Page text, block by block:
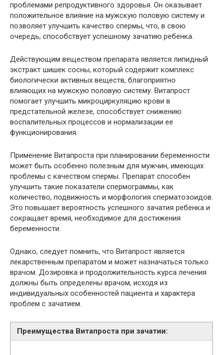
проблемами репродуктивного здоровья. Он оказывает
положительное влияние на мужскую половую систему и
позволяет улучшить качество спермы, что, в свою
очередь, способствует успешному зачатию ребенка.
Действующим веществом препарата является липидный
экстракт шишек сосны, который содержит комплекс
биологически активных веществ, благоприятно
влияющих на мужскую половую систему. Витапрост
помогает улучшить микроциркуляцию крови в
предстательной железе, способствует снижению
воспалительных процессов и нормализации ее
функционирования.
Применение Витапроста при планировании беременности
может быть особенно полезным для мужчин, имеющих
проблемы с качеством спермы. Препарат способен
улучшить такие показатели спермограммы, как
количество, подвижность и морфология сперматозоидов.
Это повышает вероятность успешного зачатия ребенка и
сокращает время, необходимое для достижения
беременности.
Однако, следует помнить, что Витапрост является
лекарственным препаратом и может назначаться только
врачом. Дозировка и продолжительность курса лечения
должны быть определены врачом, исходя из
индивидуальных особенностей пациента и характера
проблем с зачатием.
Преимущества Витапроста при зачатии: